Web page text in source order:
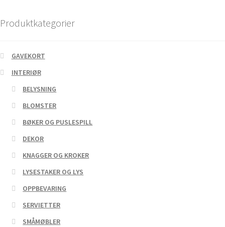
Produktkategorier
GAVEKORT
INTERIØR
BELYSNING
BLOMSTER
BØKER OG PUSLESPILL
DEKOR
KNAGGER OG KROKER
LYSESTAKER OG LYS
OPPBEVARING
SERVIETTER
SMÅMØBLER